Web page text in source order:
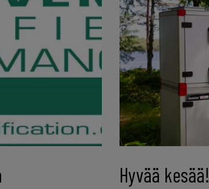
Hyvää kesää!